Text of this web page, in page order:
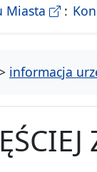
Miasta -
informacja